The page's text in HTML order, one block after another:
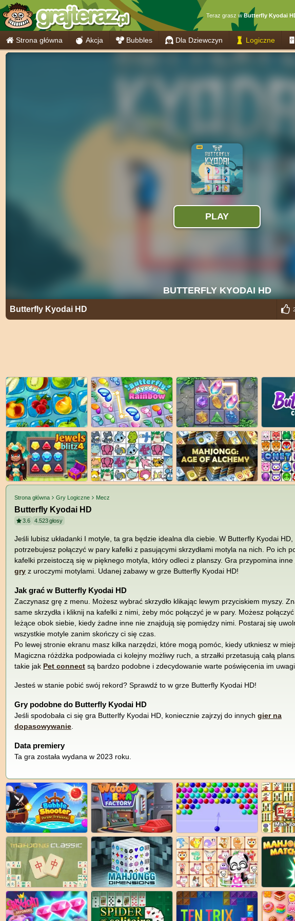
Teraz grasz w Butterfly Kyodai
Strona główna Akcja Bubbles Dla Dziewczyn Logiczne
Butterfly Kyodai HD
Strona główna Gry Logiczne Mecz
Butterfly Kyodai HD
3.6 4.523głosy
Jeśli lubisz układanki I motyle, ta gra będzie idealna dla ciebie. W Butterfly Kyodai HD,
potrzebujesz połączyć w pary kafelki z pasującymi skrzydłami motyla na nich. Po ich
kafelki przeistoczą się w pięknego motyla, który odleci z planszy. Gra przypomina inne
gry z uroczymi motylami. Udanej zabawy w grze Butterfly Kyodai HD!
Jak grać w Butterfly Kyodai HD
Zaczynasz grę z menu. Możesz wybrać skrzydło klikając lewym przyciskiem myszy.
same skrzydła i kliknij na kafelki z nimi, żeby móc połączyć je w pary. Możesz
leżące obok siebie, kiedy żadne inne nie znajdują się pomiędzy nimi. Postaraj się
wszystkie motyle zanim skończy ci się czas.
Po lewej stronie ekranu masz kilka narzędzi, które mogą pomóc, kiedy utkniesz w
Magiczna różdżka podpowiada ci kolejny możliwy ruch, a strzałki przetasują całą
takie jak Pet connect są bardzo podobne i zdecydowanie warte poświęcenia im
Jesteś w stanie pobić swój rekord? Sprawdź to w grze Butterfly Kyodai HD!
Gry podobne do Butterfly Kyodai HD
Jeśli spodobała ci się gra Butterlfy Kyodai HD, koniecznie zajrzyj do innych gier na
dopasowywanie.
Data premiery
Ta gra została wydana w 2023 roku.